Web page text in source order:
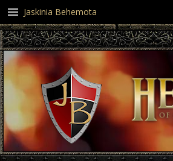
Jaskinia Behemota